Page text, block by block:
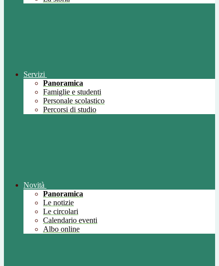
Servizi
Panoramica
Famiglie e studenti
Personale scolastico
Percorsi di studio
Novità
Panoramica
Le notizie
Le circolari
Calendario eventi
Albo online